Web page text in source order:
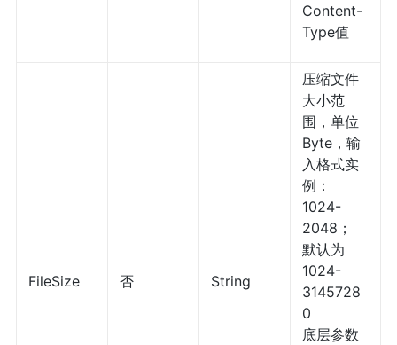
Content-
Type值
FileSize 否 String
压缩文件
大小范
围，单位
Byte，输
入格式实
例：
1024-
2048；
默认为
1024-
3145728
0
底层参数